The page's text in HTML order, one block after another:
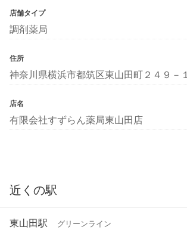
店舗タイプ
調剤薬局
住所
神奈川県横浜市都筑区東山田町２４９－１
店名
有限会社すずらん薬局東山田店
近くの駅
東山田駅 グリーンライン